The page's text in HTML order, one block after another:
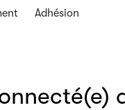
Adhésion